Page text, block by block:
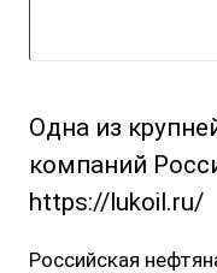
Одна из
компаний
https://lukoil.ru/
Российская